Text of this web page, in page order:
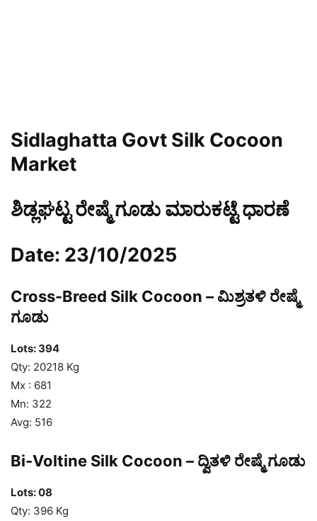
Sidlaghatta Govt Silk Cocoon
Market
ಶಿಡ್ಲಘಟ್ಟ ರೇಷ್ಮೆ ಗೂಡು ಮಾರುಕಟ್ಟೆ ಧಾರಣೆ
Date: 23/10/2025
Cross-Breed Silk Cocoon – ಮಿಶ್ರತಳಿ ರೇಷ್ಮೆ
ಗೂಡು
Lots: 394
Qty: 20218 Kg
Mx : 681
Mn: 322
Avg: 516
Bi-Voltine Silk Cocoon – ದ್ವಿತಳಿ ರೇಷ್ಮೆ ಗೂಡು
Lots: 08
Qty: 396 Kg